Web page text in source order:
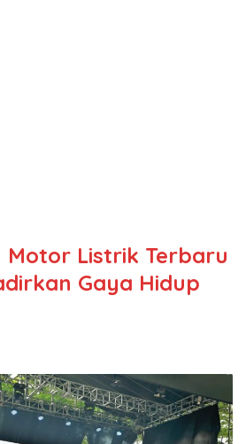
Motor Listrik Terbaru
Gaya Hidup